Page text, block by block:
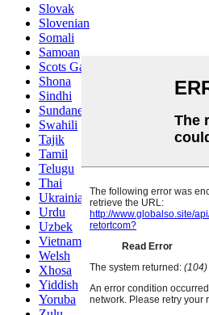
Slovak
Slovenian
Somali
Samoan
Scots Gaelic
Shona
Sindhi
Sundanese
Swahili
Tajik
Tamil
Telugu
Thai
Ukrainian
Urdu
Uzbek
Vietnamese
Welsh
Xhosa
Yiddish
Yoruba